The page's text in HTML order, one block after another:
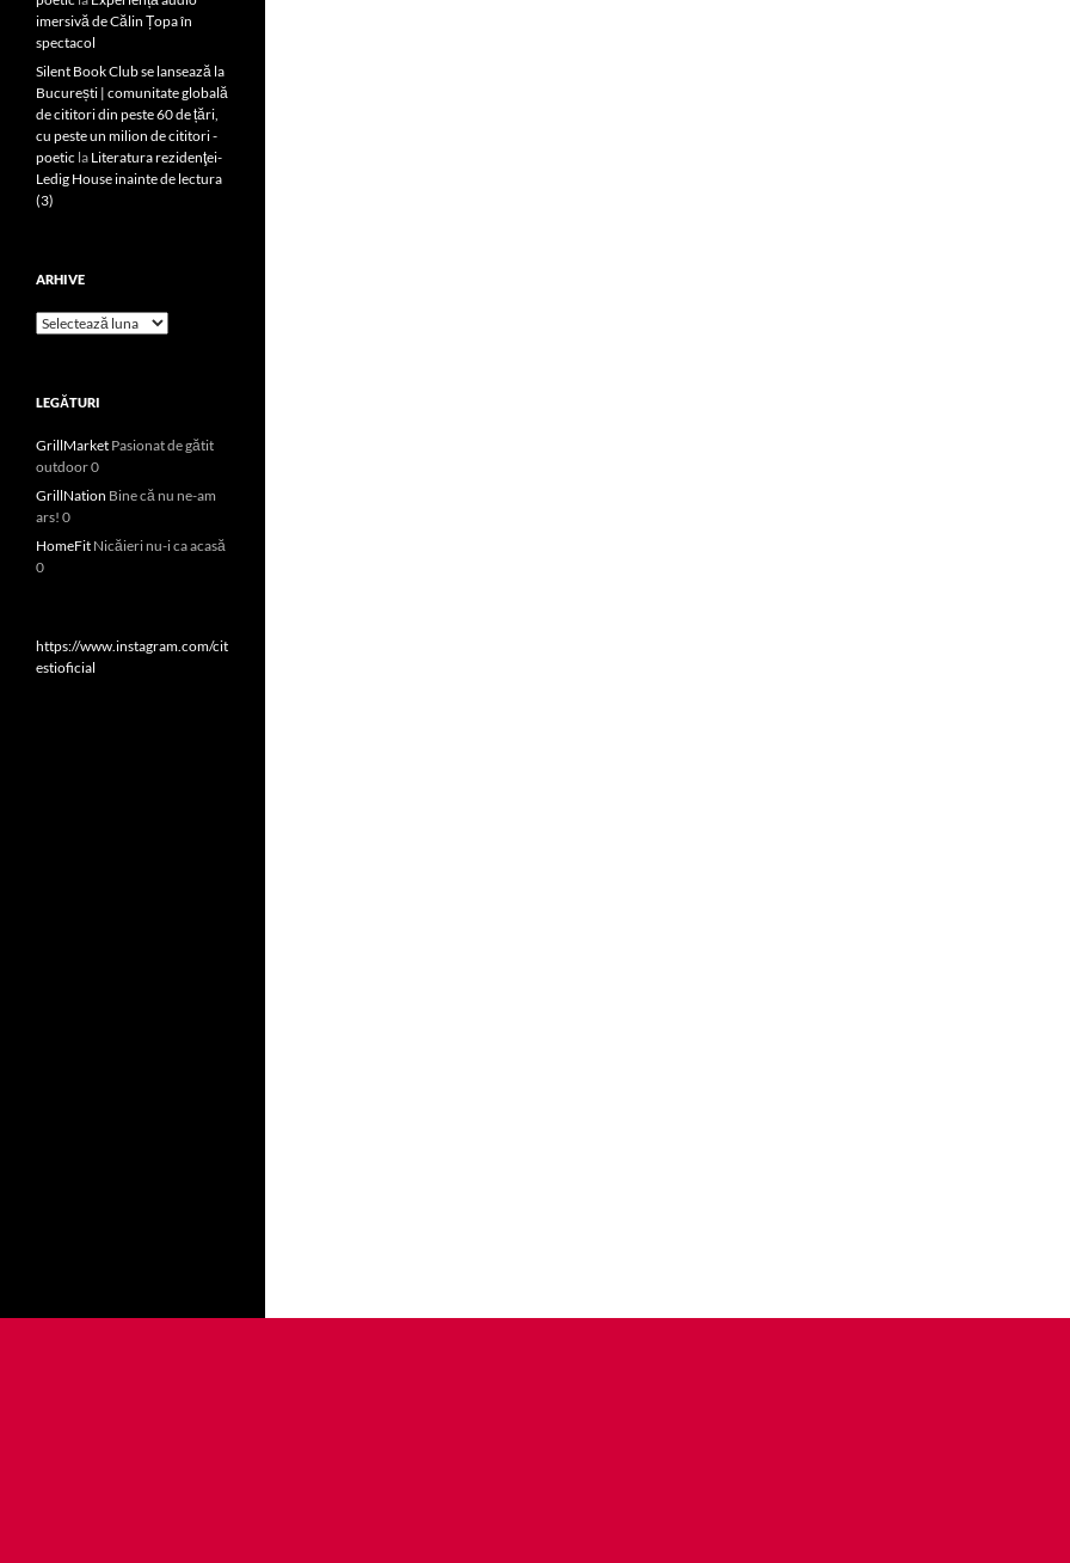
imersivă de Călin Țopa în
spectacol
Silent Book Club se lansează la
București | comunitate globală
de cititori din peste 60 de țări,
cu peste un milion de cititori -
poetic la Literatura rezidenţei-
Ledig House inainte de lectura
(3)
ARHIVE
Arhive
LEGĂTURI
GrillMarket Pasionat de gătit
outdoor 0
GrillNation Bine că nu ne-am
ars! 0
HomeFit Nicăieri nu-i ca acasă
0
https://www.instagram.com/cit
estioficial